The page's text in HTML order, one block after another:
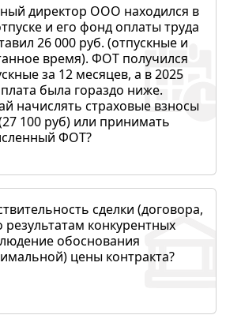
директор ООО находился в
и его фонд оплаты труда
26 000 руб. (отпускные и
время). ФОТ получился
за 12 месяцев, а в 2025
была гораздо ниже.
начислять страховые взносы
100 руб) или принимать
ФОТ?
сделки (договора,
конкурентных
обоснования
цены контракта?